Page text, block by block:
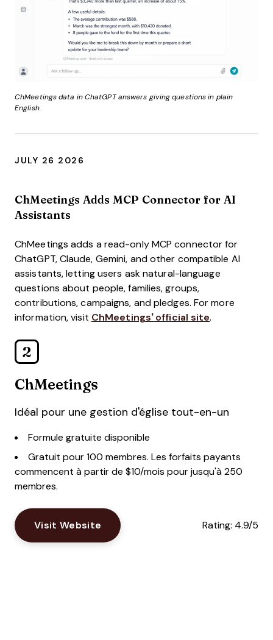
2
ChMeetings
Idéal pour une gestion d'église tout-en-un
Formule gratuite disponible
Gratuit pour 100 membres. Les forfaits payants
commencent à partir de $10/mois pour jusqu'à 250
membres.
Visit Website Rating: 4.9/5
ChMeetings data in ChatGPT answers giving questions in plain
English.
JULY 26 2026
ChMeetings Adds MCP Connector for AI
Assistants
ChMeetings adds a read-only MCP connector for
ChatGPT, Claude, Gemini, and other compatible AI
assistants, letting users ask natural-language
questions about people, families, groups,
contributions, campaigns, and pledges. For more
information, visit ChMeetings’ official site.